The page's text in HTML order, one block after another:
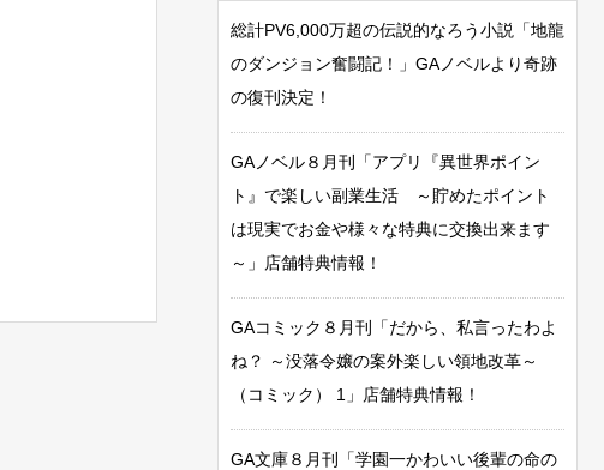
総計PV6,000万超の伝説的なろう小説「地龍
のダンジョン奮闘記！」GAノベルより奇跡
の復刊決定！
GAノベル８月刊「アプリ『異世界ポイン
ト』で楽しい副業生活 ～貯めたポイント
は現実でお金や様々な特典に交換出来ます
～」店舗特典情報！
GAコミック８月刊「だから、私言ったわよ
ね？ ～没落令嬢の案外楽しい領地改革～
（コミック） 1」店舗特典情報！
GA文庫８月刊「学園一かわいい後輩の命の